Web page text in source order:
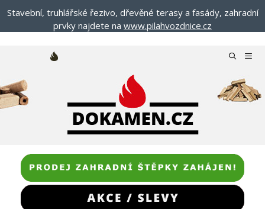
naStavební, truhlářské řezivo, dřevěné terasy a fasády, zahradní
prvky najdete na www.pilahvozdnice.cz
Menu